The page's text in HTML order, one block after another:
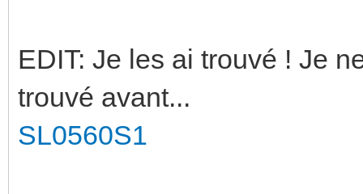
EDIT: Je les ai trouvé ! Je
trouvé avant...
SL0560S1